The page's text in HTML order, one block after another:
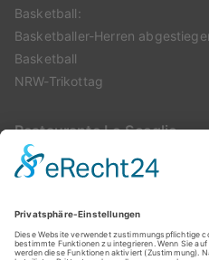
Basketball:
Basketballer-Herren
Basketball
NRW-Trikottag
Restaurante Lo Scoglio
Montags: geschlossen
Di – Sa: 17:00 – 22:30 Uhr
Sonntags: 11:00 – 14:30 Uhr